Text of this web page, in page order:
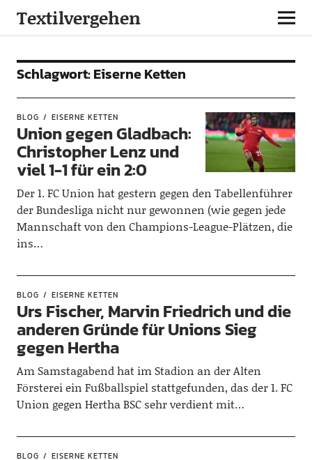
Textilvergehen
Schlagwort:Eiserne Ketten
BLOG EISERNE KETTEN
Union gegen Gladbach:
Christopher Lenz und
viel 1-1 für ein 2:0
Der 1. FC Union hat gestern gegen den Tabellenführer
der Bundesliga nicht nur gewonnen (wie gegen jede
Mannschaft von den Champions-League-Plätzen, die
ins…
BLOG EISERNE KETTEN
Urs Fischer, Marvin Friedrich und die
anderen Gründe für Unions Sieg
gegen Hertha
Am Samstagabend hat im Stadion an der Alten
Försterei ein Fußballspiel stattgefunden, das der 1. FC
Union gegen Hertha BSC sehr verdient mit…
BLOG EISERNE KETTEN